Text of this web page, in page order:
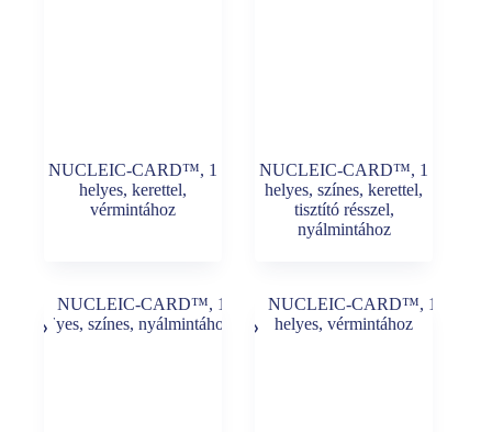
NUCLEIC-CARD™, 1
helyes, kerettel,
vérmintához
NUCLEIC-CARD™, 1
helyes, színes, kerettel,
tisztító résszel,
nyálmintához